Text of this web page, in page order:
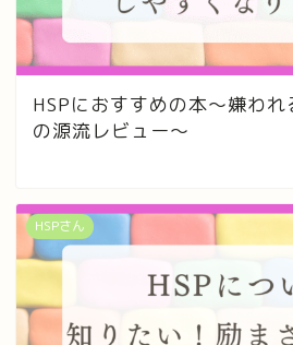
HSPにおすすめの本〜嫌わ
の源流レビュー〜
HSPさん